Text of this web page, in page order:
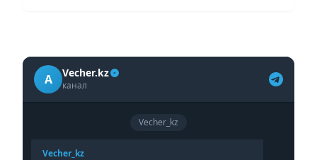
A Vecher.kz
канал
Vecher_kz
Vecher_kz